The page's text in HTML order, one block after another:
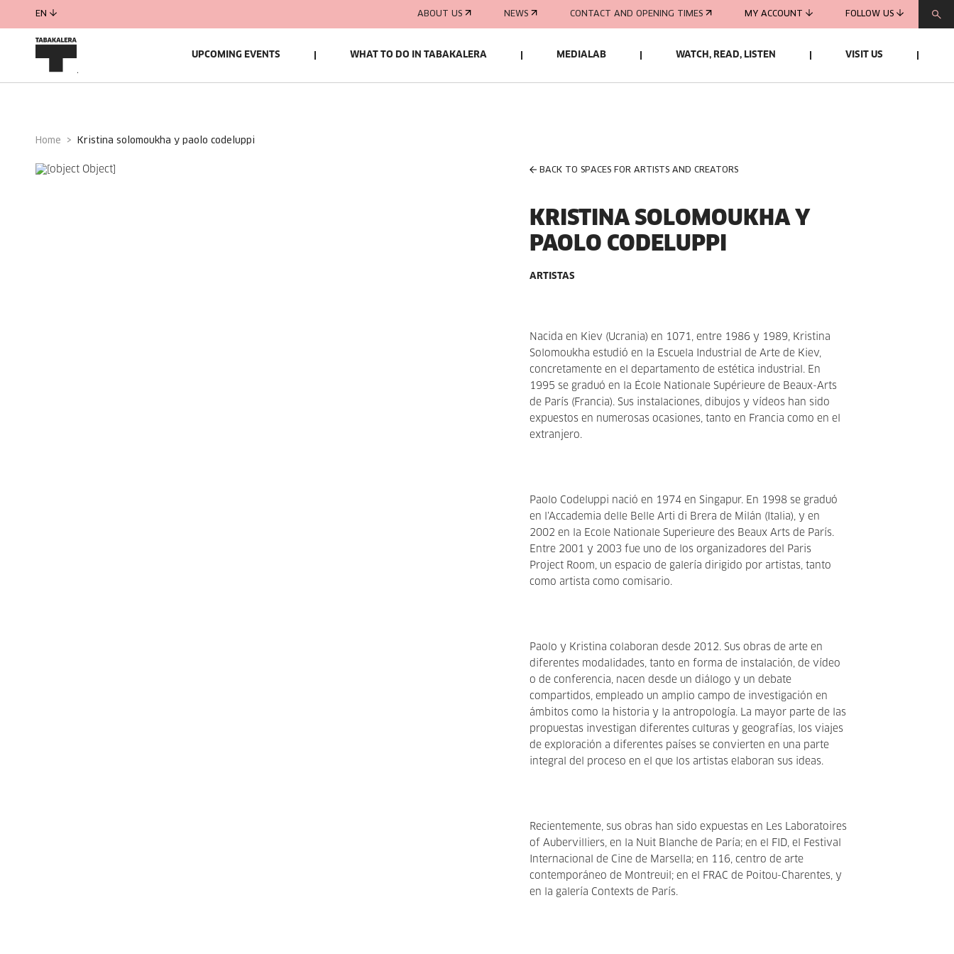
EN ABOUT US NEWS CONTACT AND OPENING TIMES MY ACCOUNT FOLLOW US
UPCOMING EVENTS WHAT TO DO IN TABAKALERA MEDIALAB WATCH, READ, LISTEN VISIT US
Home kristina solomoukha y paolo codeluppi
BACK TO SPACES FOR ARTISTS AND CREATORS
KRISTINA SOLOMOUKHA Y
PAOLO CODELUPPI
ARTISTAS
Nacida en Kiev (Ucrania) en 1071, entre 1986 y 1989, Kristina
Solomoukha estudió en la Escuela Industrial de Arte de Kiev,
concretamente en el departamento de estética industrial. En
1995 se graduó en la École Nationale Supérieure de Beaux-Arts
de París (Francia). Sus instalaciones, dibujos y vídeos han sido
expuestos en numerosas ocasiones, tanto en Francia como en el
extranjero.
Paolo Codeluppi nació en 1974 en Singapur. En 1998 se graduó
en l’Accademia delle Belle Arti di Brera de Milán (Italia), y en
2002 en la Ecole Nationale Superieure des Beaux Arts de París.
Entre 2001 y 2003 fue uno de los organizadores del Paris
Project Room, un espacio de galería dirigido por artistas, tanto
como artista como comisario.
Paolo y Kristina colaboran desde 2012. Sus obras de arte en
diferentes modalidades, tanto en forma de instalación, de vídeo
o de conferencia, nacen desde un diálogo y un debate
compartidos, empleado un amplio campo de investigación en
ámbitos como la historia y la antropología. La mayor parte de las
propuestas investigan diferentes culturas y geografías, los viajes
de exploración a diferentes países se convierten en una parte
integral del proceso en el que los artistas elaboran sus ideas.
Recientemente, sus obras han sido expuestas en Les Laboratoires
of Aubervilliers, en la Nuit Blanche de Paría; en el FID, el Festival
Internacional de Cine de Marsella; en 116, centro de arte
contemporáneo de Montreuil; en el FRAC de Poitou-Charentes, y
en la galería Contexts de París.